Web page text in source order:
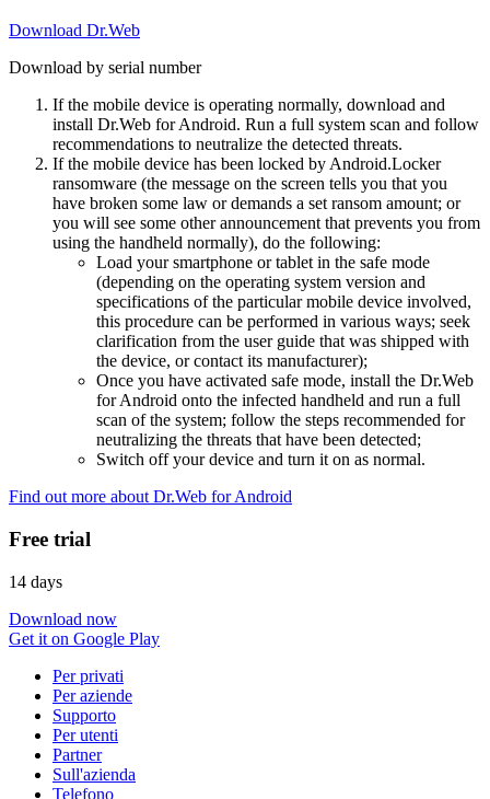
Download Dr.Web
Download by serial number
If the mobile device is operating normally, download and
install Dr.Web for Android. Run a full system scan and follow
recommendations to neutralize the detected threats.
If the mobile device has been locked by Android.Locker
ransomware (the message on the screen tells you that you
have broken some law or demands a set ransom amount; or
you will see some other announcement that prevents you from
using the handheld normally), do the following:
Load your smartphone or tablet in the safe mode
(depending on the operating system version and
specifications of the particular mobile device involved,
this procedure can be performed in various ways; seek
clarification from the user guide that was shipped with
the device, or contact its manufacturer);
Once you have activated safe mode, install the Dr.Web
for Android onto the infected handheld and run a full
scan of the system; follow the steps recommended for
neutralizing the threats that have been detected;
Switch off your device and turn it on as normal.
Find out more about Dr.Web for Android
Free trial
14 days
Download now
Get it on Google Play
Per privati
Per aziende
Supporto
Per utenti
Partner
Sull'azienda
Telefono